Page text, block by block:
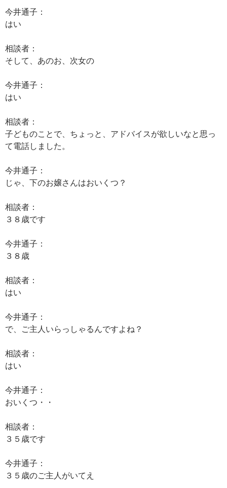
今井通子：
はい
相談者：
そして、あのお、次女の
今井通子：
はい
相談者：
子どものことで、ちょっと、アドバイスが欲しいなと思っ
て電話しました。
今井通子：
じゃ、下のお嬢さんはおいくつ？
相談者：
３８歳です
今井通子：
３８歳
相談者：
はい
今井通子：
で、ご主人いらっしゃるんですよね？
相談者：
はい
今井通子：
おいくつ・・
相談者：
３５歳です
今井通子：
３５歳のご主人がいてえ